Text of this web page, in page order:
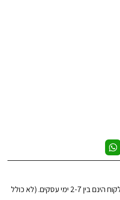
זמני אספקה למשלוח עד לבית הלקוח הינם בין 2-7 ימי עסקים. (לא כולל